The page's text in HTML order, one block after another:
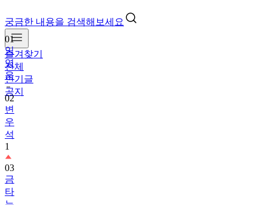
궁금한 내용을 검색해보세요
즐겨찾기
전체
인기글
공지
01
임
영
웅
02
변
우
석
1
03
금
타